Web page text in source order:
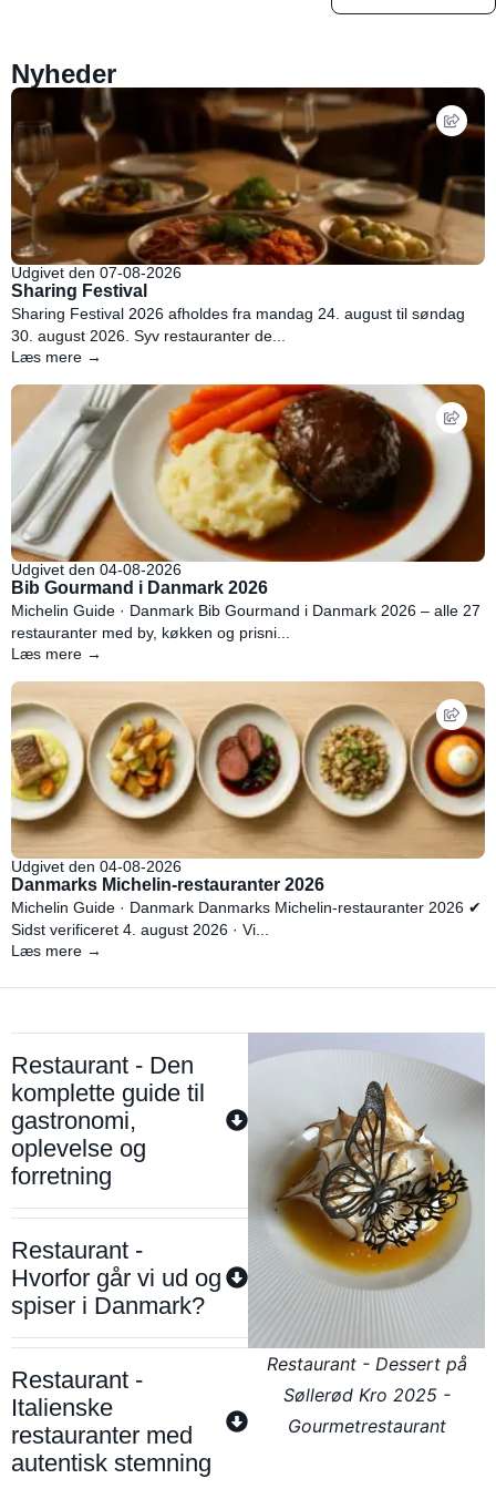
Nyheder
Udgivet den 07-08-2026
Sharing Festival
Sharing Festival 2026 afholdes fra mandag 24. august til søndag
30. august 2026. Syv restauranter de...
Læs mere →
Udgivet den 04-08-2026
Bib Gourmand i Danmark 2026
Michelin Guide · Danmark Bib Gourmand i Danmark 2026 – alle 27
restauranter med by, køkken og prisni...
Læs mere →
Udgivet den 04-08-2026
Danmarks Michelin-restauranter 2026
Michelin Guide · Danmark Danmarks Michelin-restauranter 2026 ✔
Sidst verificeret 4. august 2026 · Vi...
Læs mere →
Restaurant - Den
komplette guide til
gastronomi,
oplevelse og
forretning
Restaurant -
Hvorfor går vi ud og
spiser i Danmark?
Restaurant -
Italienske
restauranter med
autentisk stemning
Restaurant - Dessert på
Søllerød Kro 2025 -
Gourmetrestaurant